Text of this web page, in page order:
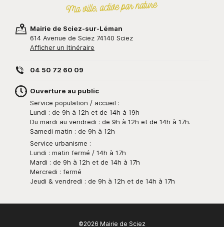
Mairie de Sciez-sur-Léman
614 Avenue de Sciez 74140 Sciez
Afficher un Itinéraire
04 50 72 60 09
Ouverture au public
Service population / accueil :
Lundi : de 9h à 12h et de 14h à 19h
Du mardi au vendredi : de 9h à 12h et de 14h à 17h.
Samedi matin : de 9h à 12h
Service urbanisme :
Lundi : matin fermé / 14h à 17h
Mardi : de 9h à 12h et de 14h à 17h
Mercredi : fermé
Jeudi & vendredi : de 9h à 12h et de 14h à 17h
©2026 Mairie de Sciez